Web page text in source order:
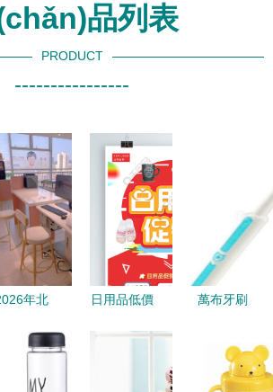
品列表
PRODUCT
----------------
年北
(wù)推薦
京艾思美
日用品低價
萬布牙刷
的清潔革新
者